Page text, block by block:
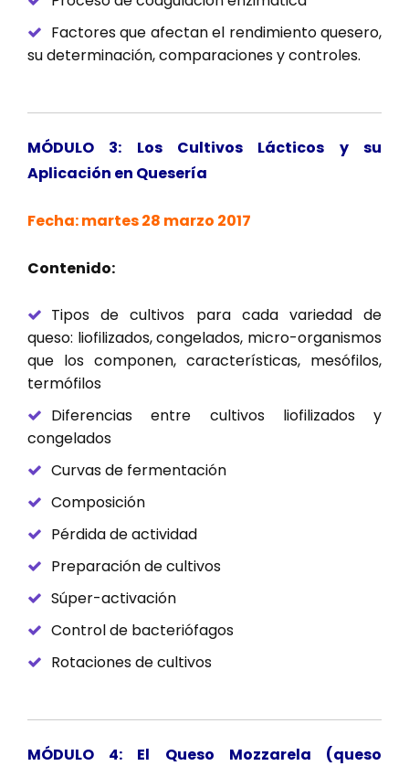
Factores que afectan el rendimiento quesero,
su determinación, comparaciones y controles.
MÓDULO 3: Los Cultivos Lácticos y su
Aplicación en Quesería
Fecha: martes 28 marzo 2017
Contenido:
Tipos de cultivos para cada variedad de
queso: liofilizados, congelados, micro-organismos
que los componen, características, mesófilos,
termófilos
Diferencias entre cultivos liofilizados y
congelados
Curvas de fermentación
Composición
Pérdida de actividad
Preparación de cultivos
Súper-activación
Control de bacteriófagos
Rotaciones de cultivos
MÓDULO 4: El Queso Mozzarela (queso